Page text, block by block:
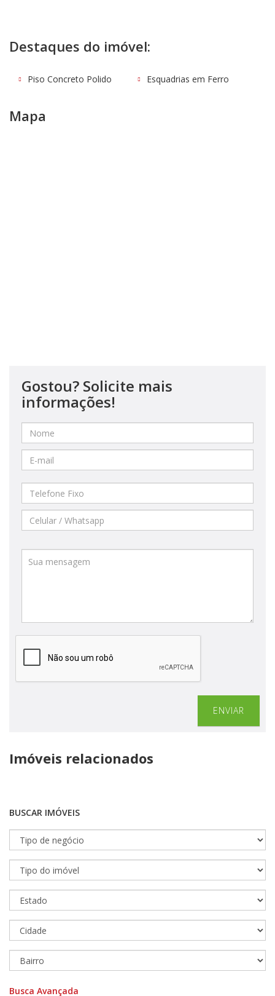
Destaques do imóvel:
Piso Concreto Polido Esquadrias em Ferro
Mapa
Gostou? Solicite mais
informações!
ENVIAR
Imóveis relacionados
BUSCAR IMÓVEIS
Busca Avançada